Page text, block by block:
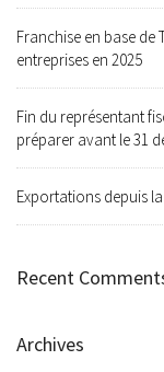
Franchise en base de
entreprises en 2025
Fin du représentant
préparer avant le 31
Exportations depuis
Recent
Archives